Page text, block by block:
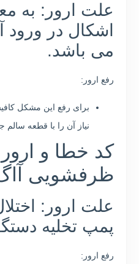
علت ارور: به
اشکال در ورود
می باشد.
رفع ارور:
برای رفع این مشکل
نیاز آن را با قطعه سالم
ظرفشویی
علت ارور:
پمپ تخلیه
رفع ارور: